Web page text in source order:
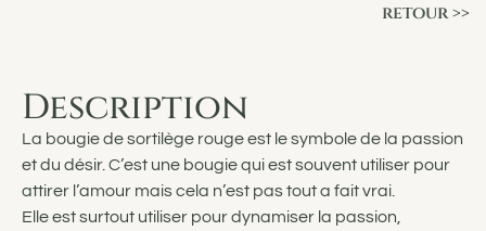
retour >>
Description
La bougie de sortilège rouge est le symbole de la passion
et du désir. C’est une bougie qui est souvent utiliser pour
attirer l’amour mais cela n’est pas tout a fait vrai.
Elle est surtout utiliser pour dynamiser la passion,